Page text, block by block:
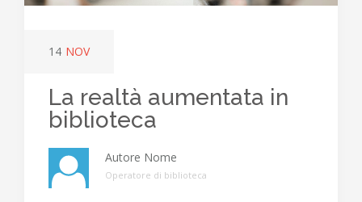
14 NOV
La realtà aumentata in
biblioteca
Autore Nome
Operatore di biblioteca